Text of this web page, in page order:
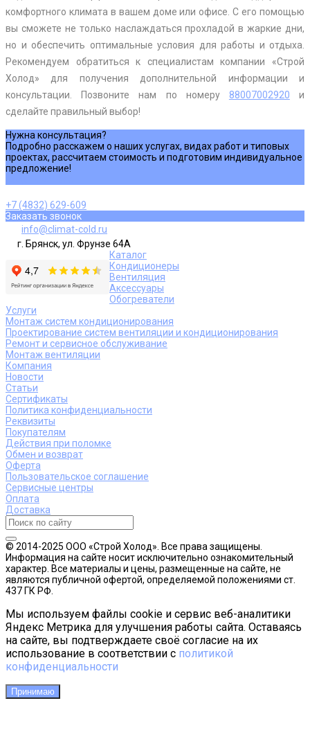
комфортного климата в вашем доме или офисе. С его помощью
вы сможете не только наслаждаться прохладой в жаркие дни,
но и обеспечить оптимальные условия для работы и отдыха.
Рекомендуем обратиться к специалистам компании «Строй
Холод» для получения дополнительной информации и
консультации. Позвоните нам по номеру 88007002920 и
сделайте правильный выбор!
Нужна консультация?
Подробно расскажем о наших услугах, видах работ и типовых
проектах, рассчитаем стоимость и подготовим индивидуальное
предложение!
+7 (4832) 629-609
Заказать звонок
info@climat-cold.ru
г. Брянск, ул. Фрунзе 64А
Каталог
Кондиционеры
Вентиляция
Аксессуары
Обогреватели
Услуги
Монтаж систем кондиционирования
Проектирование систем вентиляции и кондиционирования
Ремонт и сервисное обслуживание
Монтаж вентиляции
Компания
Новости
Статьи
Сертификаты
Политика конфиденциальности
Реквизиты
Покупателям
Действия при поломке
Обмен и возврат
Оферта
Пользовательское соглашение
Сервисные центры
Оплата
Доставка
© 2014-2025 ООО «Строй Холод». Все права защищены.
Информация на сайте носит исключительно ознакомительный
характер. Все материалы и цены, размещенные на сайте, не
являются публичной офертой, определяемой положениями ст.
437 ГК РФ.
Мы используем файлы cookie и сервис веб-аналитики
Яндекс Метрика для улучшения работы сайта. Оставаясь
на сайте, вы подтверждаете своё согласие на их
использование в соответствии с политикой
конфиденциальности
Принимаю